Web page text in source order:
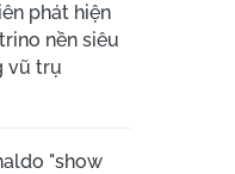
phát hiện
nền siêu
vũ trụ
"show